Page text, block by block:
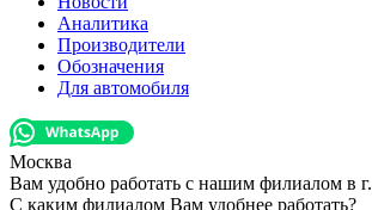
Аналитика
Производители
Обозначения
Для автомобиля
Москва
Вам удобно работать с нашим филиалом в г.
С каким филиалом Вам удобнее работать?